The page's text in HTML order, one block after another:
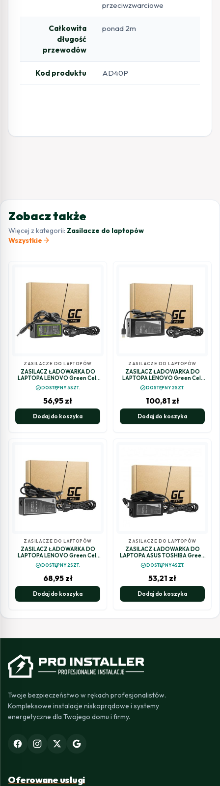
przeciwzwarciowe
Całkowita
długość
przewodów
ponad 2m
Kod produktu AD40P
Zobacz także
Więcej z kategorii: Zasilacze do laptopów
Wszystkie arrow_forward
ZASILACZE DO LAPTOPÓW
ZASILACZ ŁADOWARKA DO
LAPTOPA LENOVO Green Cell
PRO AD33P 20V 3,25A 65W
5,5mm/2,5mm
check_circleDOSTĘPNY 5SZT.
56,95 zł
Dodaj do koszyka
ZASILACZE DO LAPTOPÓW
ZASILACZ ŁADOWARKA DO
LAPTOPA LENOVO Green Cell
PRO AD68P 20V 6,75A 135W Slim
Tip
check_circleDOSTĘPNY 2SZT.
100,81 zł
Dodaj do koszyka
ZASILACZE DO LAPTOPÓW
ZASILACZ ŁADOWARKA DO
LAPTOPA LENOVO Green Cell
PRO AD39AP 20V 4,5A 90W Slim
Tip
check_circleDOSTĘPNY 2SZT.
68,95 zł
Dodaj do koszyka
ZASILACZE DO LAPTOPÓW
ZASILACZ ŁADOWARKA DO
LAPTOPA ASUS TOSHIBA Green
Cell PRO AD25P 19V 3,42A 65W
5,5mm/2,5mm
check_circleDOSTĘPNY 4SZT.
53,21 zł
Dodaj do koszyka
Twoje bezpieczeństwo w rękach profesjonalistów.
Kompleksowe instalacje niskoprądowe i systemy
energetyczne dla Twojego domu i firmy.
Oferowane usługi